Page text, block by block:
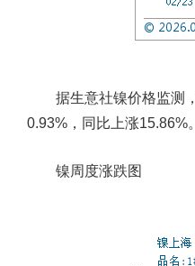
据生意社镍价格监测，
0.93%，同比上涨15.86%。
镍周度涨跌图